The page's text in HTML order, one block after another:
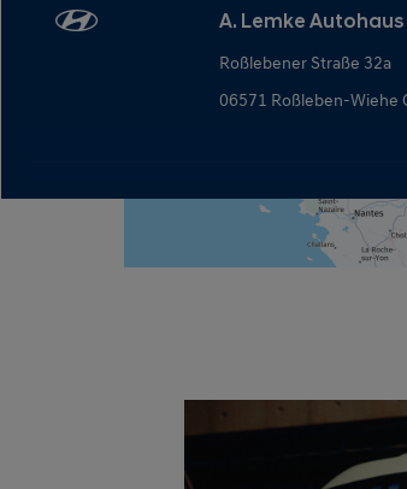
A. Lemke
Roßlebener Straße 32a
06571 Roßleben-Wiehe
A.M.T. Autohaus
Am Bäuerleinsberg 1
Igersheimer Str. 80
97980 Bad Mergentheim